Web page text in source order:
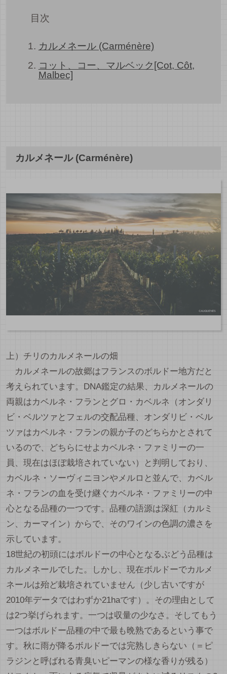
目次
カルメネール (Carménère)
コット、コー、マルベック[Cot, Côt,
Malbec]
カルメネール (Carménère)
上）チリのカルメネールの畑
カルメネールの故郷はフランスのボルドー地方だと
考えられています。DNA鑑定の結果、カルメネールの
両親はカベルネ・フランとグロ・カベルネ（オンダリ
ビ・ベルツァとフェルの交配品種、オンダリビ・ベル
ツァはカベルネ・フランの親か子のどちらかとされて
いるので、どちらにせよカベルネ・ファミリーの一
員、現在はほぼ栽培されていない）と判明しており、
カベルネ・ソーヴィニヨンやメルロと並んで、カベル
ネ・フランの血を受け継ぐカベルネ・ファミリーの中
心となる品種の一つです。品種の語源は深紅（カルミ
ン、カーマイン）からで、そのワインの色調の濃さを
示しています。
18世紀の初頭にはボルドーの中心となるぶどう品種は
カルメネールでした。しかし、現在ボルドーでカルメ
ネールは殆ど栽培されていません（少し古いですが
2010年データではわずか21haです）。その理由として
は2つ挙げられます。一つは収量の少なさ。そしてもう
一つはボルドー品種の中で最も晩熟であるという事で
す。秋に雨が降るボルドーでは完熟しきらない（＝ピ
ラジンと呼ばれる青臭いピーマンの様な香りが残る）